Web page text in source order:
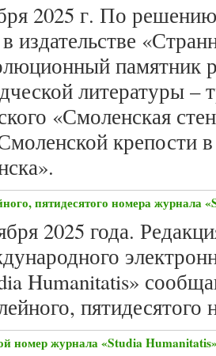
2025 г. По
памятник
литературы –
«Смоленская
крепости
пятидесятого номера журнала
2025 года.
Humanitatis»
номер журнала «Studia